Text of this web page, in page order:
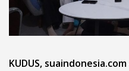
KUDUS, suaindonesia.com